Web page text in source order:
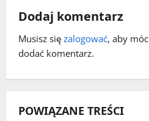
w
p
i
s
Dodaj komentarz
Musisz się zalogować, aby móc
dodać komentarz.
POWIĄZANE TREŚCI